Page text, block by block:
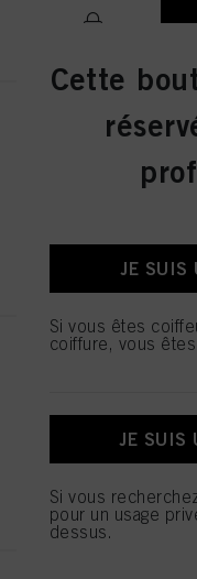
IDH
Cette
JE SUIS
Si vous êtes
coiffure, vous
JE SUIS
Si vous
pour un usage
dessus.